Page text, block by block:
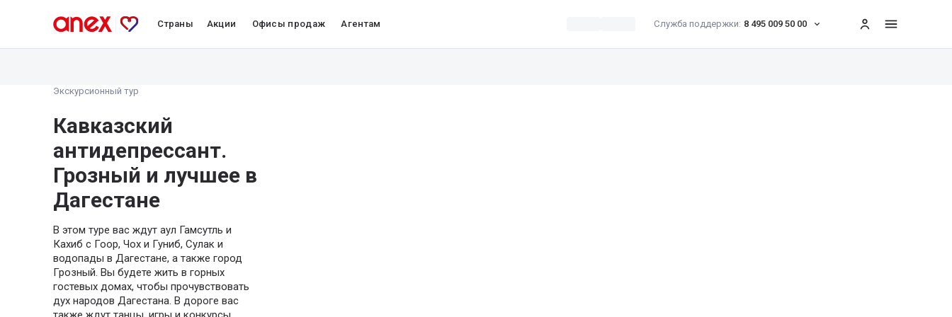
Страны Акции Офисы продаж Агентам Служба поддержки: 8 495 009 50 00 меню
Экскурсионный тур
Кавказский
антидепрессант.
Грозный и лучшее в
Дагестане
В этом туре вас ждут аул Гамсутль и
Кахиб с Гоор, Чох и Гуниб, Сулак и
водопады в Дагестане, а также город
Грозный. Вы будете жить в горных
гостевых домах, чтобы прочувствовать
дух народов Дагестана. В дороге вас